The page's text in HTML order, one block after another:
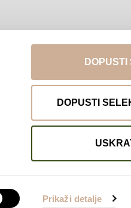
Prikaži detalje
DOPUSTI
DOPUSTI
Povratak na vrh